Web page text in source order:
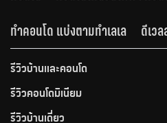
ทำคอนโด แบ่งตามทำเลเล
ดีเว
รีวิวบ้านและคอนโด
รีวิวคอนโดมิเนียม
รีวิวบ้านเดี่ยว